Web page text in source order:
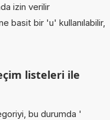
izin verilir
basit bir 'u' kullanılabilir,
listeleri ile
bu durumda '